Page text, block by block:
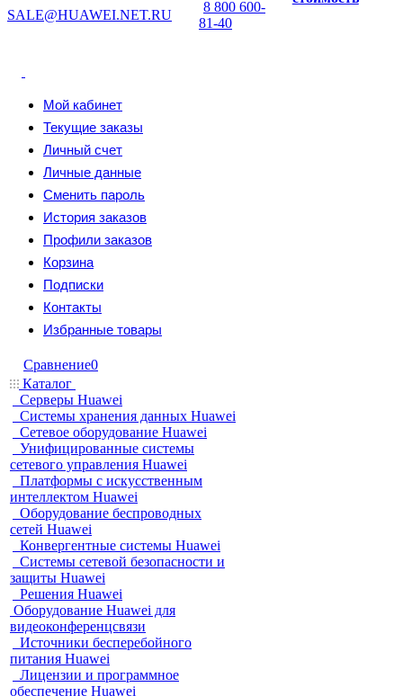
SALE@HUAWEI.NET.RU
8 800 600-
81-40
Мой кабинет
Текущие заказы
Личный счет
Личные данные
Сменить пароль
История заказов
Профили заказов
Корзина
Подписки
Контакты
Избранные товары
Сравнение0
Каталог
Серверы Huawei
Системы хранения данных Huawei
Сетевое оборудование Huawei
Унифицированные системы
сетевого управления Huawei
Платформы с искусственным
интеллектом Huawei
Оборудование беспроводных
сетей Huawei
Конвергентные системы Huawei
Системы сетевой безопасности и
защиты Huawei
Решения Huawei
Оборудование Huawei для
видеоконференцсвязи
Источники бесперебойного
питания Huawei
Лицензии и программное
обеспечение Huawei